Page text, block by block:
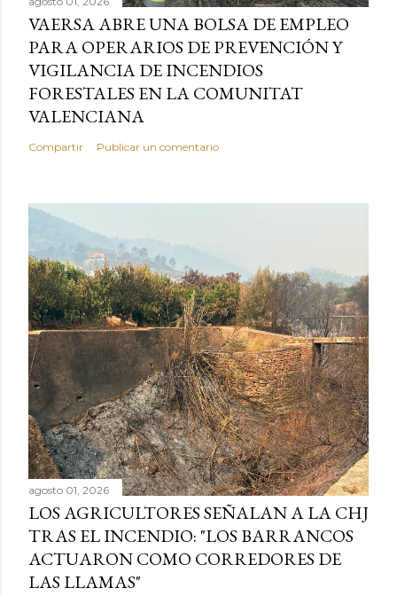
VAERSA ABRE UNA BOLSA DE EMPLEO
PARA OPERARIOS DE PREVENCIÓN Y
VIGILANCIA DE INCENDIOS
FORESTALES EN LA COMUNITAT
VALENCIANA
Compartir Publicar un comentario
agosto 01, 2026
LOS AGRICULTORES SEÑALAN A LA CHJ
TRAS EL INCENDIO: "LOS BARRANCOS
ACTUARON COMO CORREDORES DE
LAS LLAMAS"